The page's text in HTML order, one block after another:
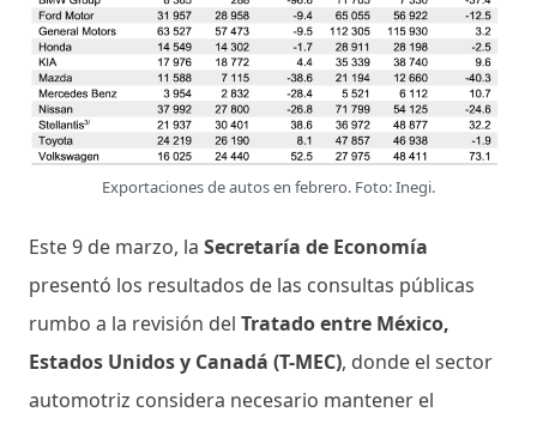
Exportaciones de autos en febrero. Foto: Inegi.
Este 9 de marzo, la Secretaría de Economía
presentó los resultados de las consultas públicas
rumbo a la revisión del Tratado entre México,
Estados Unidos y Canadá (T-MEC), donde el sector
automotriz considera necesario mantener el